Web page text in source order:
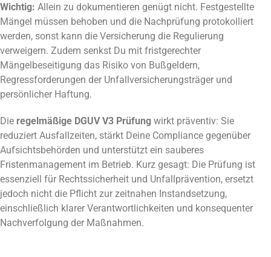
Wichtig: Allein zu dokumentieren genügt nicht. Festgestellte
Mängel müssen behoben und die Nachprüfung protokolliert
werden, sonst kann die Versicherung die Regulierung
verweigern. Zudem senkst Du mit fristgerechter
Mängelbeseitigung das Risiko von Bußgeldern,
Regressforderungen der Unfallversicherungsträger und
persönlicher Haftung.
Die regelmäßige DGUV V3 Prüfung wirkt präventiv: Sie
reduziert Ausfallzeiten, stärkt Deine Compliance gegenüber
Aufsichtsbehörden und unterstützt ein sauberes
Fristenmanagement im Betrieb. Kurz gesagt: Die Prüfung ist
essenziell für Rechtssicherheit und Unfallprävention, ersetzt
jedoch nicht die Pflicht zur zeitnahen Instandsetzung,
einschließlich klarer Verantwortlichkeiten und konsequenter
Nachverfolgung der Maßnahmen.